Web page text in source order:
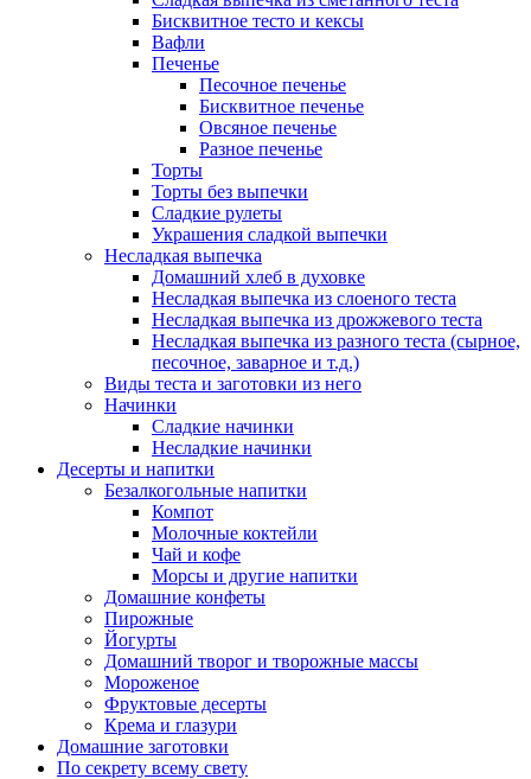
Бисквитное тесто и кексы
Вафли
Печенье
Песочное печенье
Бисквитное печенье
Овсяное печенье
Разное печенье
Торты
Торты без выпечки
Сладкие рулеты
Украшения сладкой выпечки
Несладкая выпечка
Домашний хлеб в духовке
Несладкая выпечка из слоеного теста
Несладкая выпечка из дрожжевого теста
Несладкая выпечка из разного теста (сырное,
песочное, заварное и т.д.)
Виды теста и заготовки из него
Начинки
Сладкие начинки
Несладкие начинки
Десерты и напитки
Безалкогольные напитки
Компот
Молочные коктейли
Чай и кофе
Морсы и другие напитки
Домашние конфеты
Пирожные
Йогурты
Домашний творог и творожные массы
Мороженое
Фруктовые десерты
Крема и глазури
Домашние заготовки
По секрету всему свету